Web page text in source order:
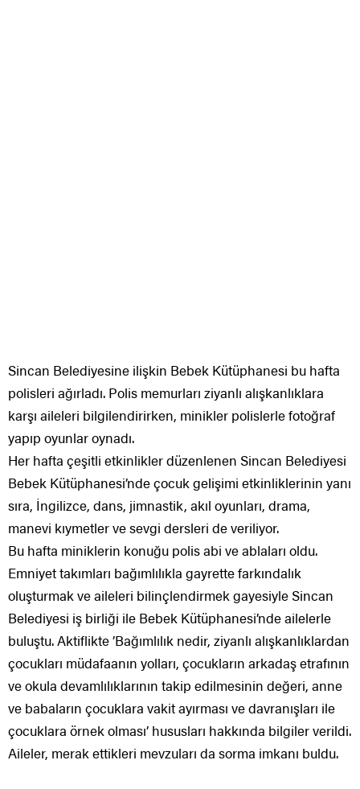
Sincan Belediyesine ilişkin Bebek Kütüphanesi bu hafta
polisleri ağırladı. Polis memurları ziyanlı alışkanlıklara
karşı aileleri bilgilendirirken, minikler polislerle fotoğraf
yapıp oyunlar oynadı.
Her hafta çeşitli etkinlikler düzenlenen Sincan Belediyesi
Bebek Kütüphanesi’nde çocuk gelişimi etkinliklerinin yanı
sıra, İngilizce, dans, jimnastik, akıl oyunları, drama,
manevi kıymetler ve sevgi dersleri de veriliyor.
Bu hafta miniklerin konuğu polis abi ve ablaları oldu.
Emniyet takımları bağımlılıkla gayrette farkındalık
oluşturmak ve aileleri bilinçlendirmek gayesiyle Sincan
Belediyesi iş birliği ile Bebek Kütüphanesi’nde ailelerle
buluştu. Aktiflikte ’Bağımlılık nedir, ziyanlı alışkanlıklardan
çocukları müdafaanın yolları, çocukların arkadaş etrafının
ve okula devamlılıklarının takip edilmesinin değeri, anne
ve babaların çocuklara vakit ayırması ve davranışları ile
çocuklara örnek olması’ hususları hakkında bilgiler verildi.
Aileler, merak ettikleri mevzuları da sorma imkanı buldu.